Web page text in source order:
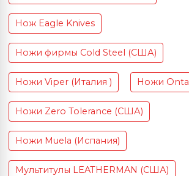
Нож Eagle Knives
Ножи фирмы Cold Steel (США)
Ножи Viper (Италия ) Ножи
Ножи Zero Tolerance (США)
Ножи Muela (Испания)
Мультитулы LEATHERMAN (США)